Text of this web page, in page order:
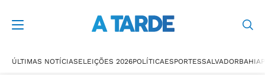
ÚLTIMAS NOTÍCIASELEIÇÕES 2026POLÍTICAESPORTESSALVADORBAHIA